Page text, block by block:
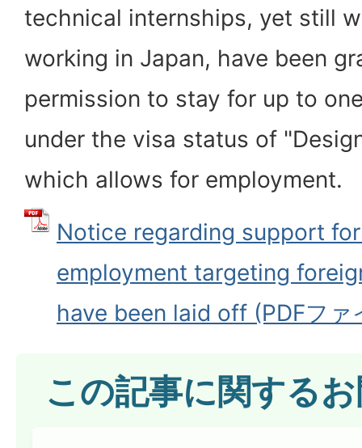
technical internships, yet still
working in Japan, have been
permission to stay for up to
under the visa status of
which allows for employment.
Notice regarding support
employment targeting
have been laid off (PDFファ
この記事に関する